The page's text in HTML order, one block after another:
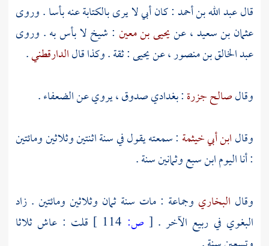
قالعبد الله بن أحمد: كان أبي لا يرى بالكتابة عنه بأسا . وروى
عثمان بن سعيد، عنيحيى بن معين : شيخ لا بأس به . وروى
عبد الخالق بن منصور، عنيحيى: ثقة . وكذا قالالدارقطني.
وقالصالح جزرة: بغدادي صدوق ، يروي عن الضعفاء .
وقالابن أبي خيثمة : سمعته يقول في سنة اثنتين وثلاثين ومائتين
: أنا اليوم ابن سبع وثمانين سنة .
وقال البخاري وجماعة : مات سنة ثمان وثلاثين ومائتين . زاد
البغوي في ربيع الآخر . [ ص:
قلت : عاش ثلاثا